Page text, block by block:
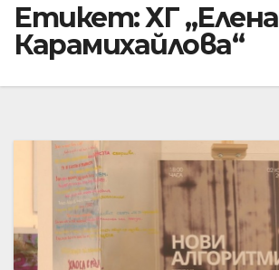
Етикет:ХГ „Елена
Карамихайлова“